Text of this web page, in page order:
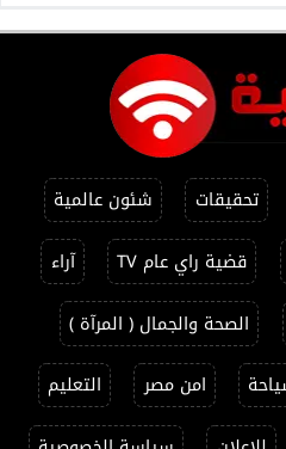
تحقيقات
شئون عالمية
قضية راي عام TV
آراء
الصحة والجمال ( المرآة )
امن مصر
التعليم